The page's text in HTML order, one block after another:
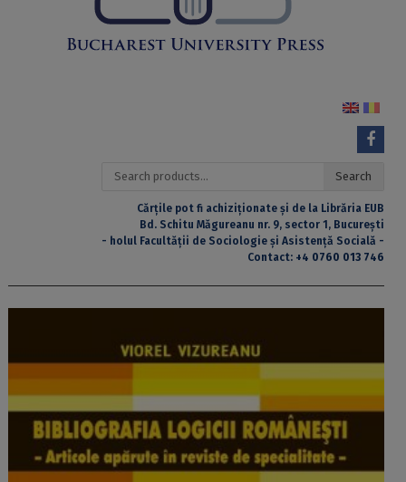
Search
Search
Cărțile pot fi achiziționate și de la Librăria EUB
Bd. Schitu Măgureanu nr. 9, sector 1, București
- holul Facultății de Sociologie și Asistență Socială -
Contact: +4 0760 013 746